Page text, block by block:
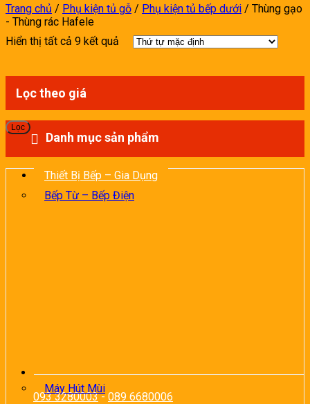
093 3280003- 089 6680006
Trang chủ / Phụ kiện tủ gỗ / Phụ kiện tủ bếp dưới / Thùng gạo
- Thùng rác Hafele
Hiển thị tất cả 9 kết quả
Lọc theo giá
Lọc
Danh mục sản phẩm
Thiết Bị Bếp – Gia Dụng
Bếp Từ – Bếp Điện
Máy Hút Mùi